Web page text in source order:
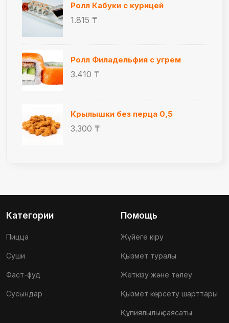
Ролл Кабуки с курицей
1.815 ₸
Ролл Филадельфия с угрем
3.410 ₸
Крылышки без перца 0,5
3.300 ₸
Категории
Пицца
Суши
Фаст-фуд
Сусындар
Помощь
Жүйеге кіру
Қызмет туралы
Жеткізу және төлеу
Қызмет көрсету шарттары
Құпиялылық саясаты